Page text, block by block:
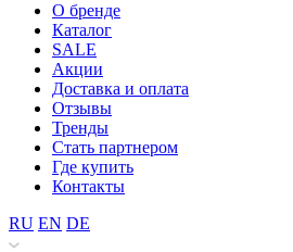
О бренде
Каталог
SALE
Акции
Доставка и оплата
Отзывы
Тренды
Стать партнером
Где купить
Контакты
RU EN DE